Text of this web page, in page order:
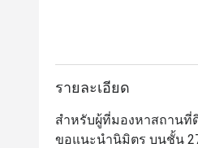
รายละเอียด
สำหรับผู้ที่มองหาสถานที่
ขอแนะนำนิมิตร บนชั้น